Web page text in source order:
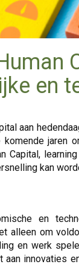
en
aan
jaren
Capital,
kan
en
alleen om
en werk
aan innovaties